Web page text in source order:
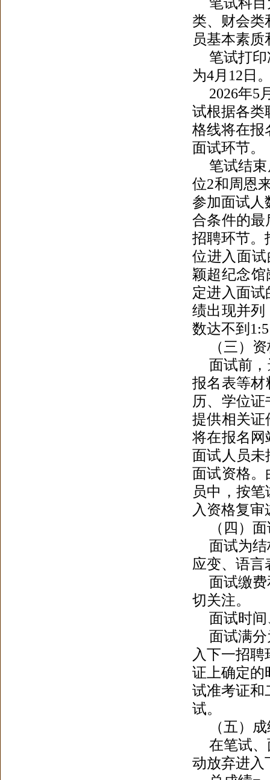
类、财会类
员基本素
笔试打印
为4月12日
2026年5
试根据各类
格线将在报
面试环节。
笔试结
位2和周恩
参加面试人
合条件的最
招聘环节。
位进入面
颖超纪念
定进入面
绩出现并列
数达不到
（三）
面试前 ，
报名表等材
历、学位
提供相关证
将在报名网
面试人员未
面试资格。
员中 ， 按笔
入资格复
（四）
面试为
应变、语言
面试缴
切关注。
面试时
面试满分
入下一招
证上确定的
试准考证和
试。
（五）
在笔试
动放弃进入